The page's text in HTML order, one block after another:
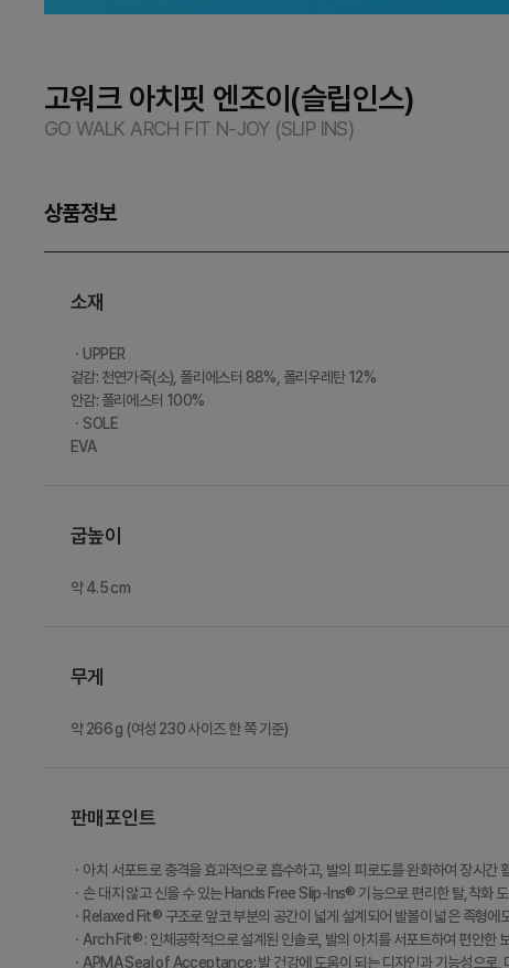
고워크 아치핏 엔조이(슬립인스)
GO WALK ARCH FIT N-JOY (SLIP INS)
상품정보
소재
ㆍUPPER
겉감: 천연가죽(소), 폴리에스터 88%, 폴리우레탄 12%
안감: 폴리에스터 100%
ㆍSOLE
EVA
굽높이
약 4.5 cm
무게
약 266 g (여성 230 사이즈 한 쪽 기준)
판매포인트
ㆍ아치 서포트로 충격을 효과적으로 흡수하고, 발의 피로도를 완화하여 장시간
ㆍ손 대지 않고 신을 수 있는 Hands Free Slip-Ins® 기능으로 편리한 탈,착화
ㆍRelaxed Fit® 구조로 앞코 부분의 공간이 넓게 설계되어 발볼이 넓은 족형에
ㆍArch Fit® : 인체공학적으로 설계된 인솔로, 발의 아치를 서포트하여 편안한
ㆍAPMA Seal of Acceptance: 발 건강에 도움이 되는 디자인과 기능성으